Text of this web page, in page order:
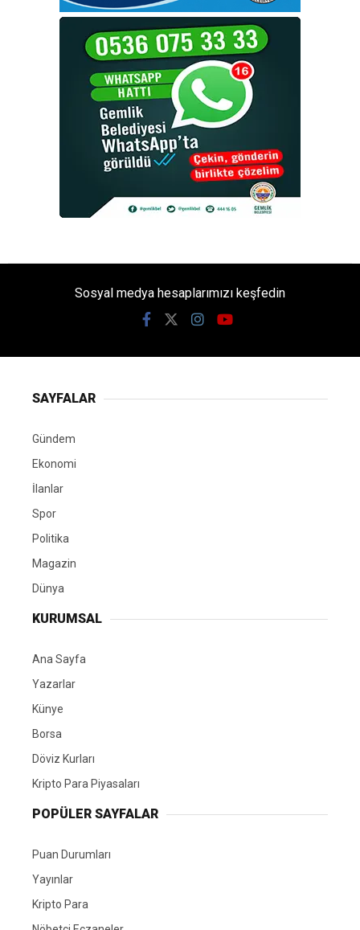
Sosyal medya hesaplarımızı keşfedin
SAYFALAR
Gündem
Ekonomi
İlanlar
Spor
Politika
Magazin
Dünya
KURUMSAL
Ana Sayfa
Yazarlar
Künye
Borsa
Döviz Kurları
Kripto Para Piyasaları
POPÜLER SAYFALAR
Puan Durumları
Yayınlar
Kripto Para